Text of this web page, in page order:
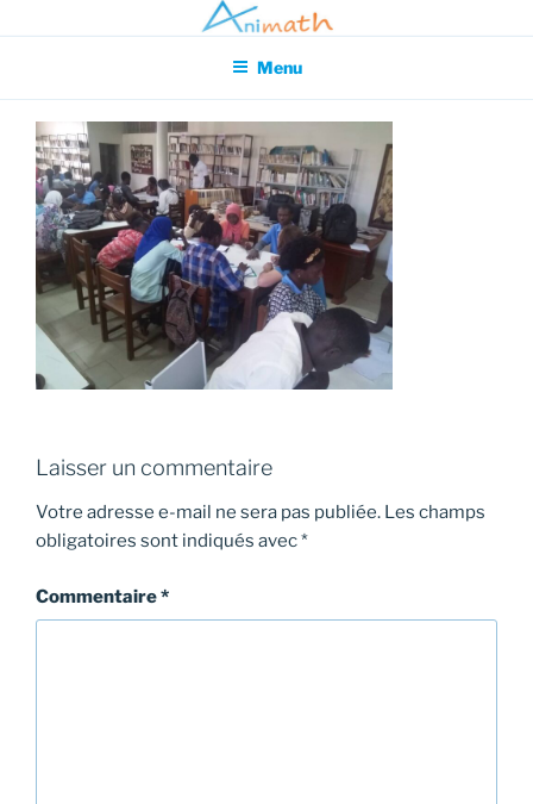
au
principal
Association pour l'Animation en Mathématiques
Menu
Laisser un commentaire
Votre adresse e-mail ne sera pas publiée. Les champs
obligatoires sont indiqués avec*
Commentaire*